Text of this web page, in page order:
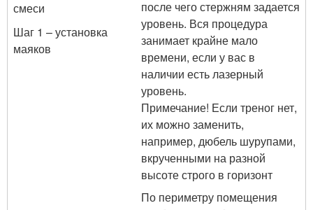
Шаг 1 – установка
маяков
после чего стержням задается
уровень. Вся процедура
занимает крайне мало
времени, если у вас в
наличии есть лазерный
уровень.
Примечание! Если треног нет,
их можно заменить,
например, дюбель шурупами,
вкрученными на разной
высоте строго в горизонт
По периметру помещения